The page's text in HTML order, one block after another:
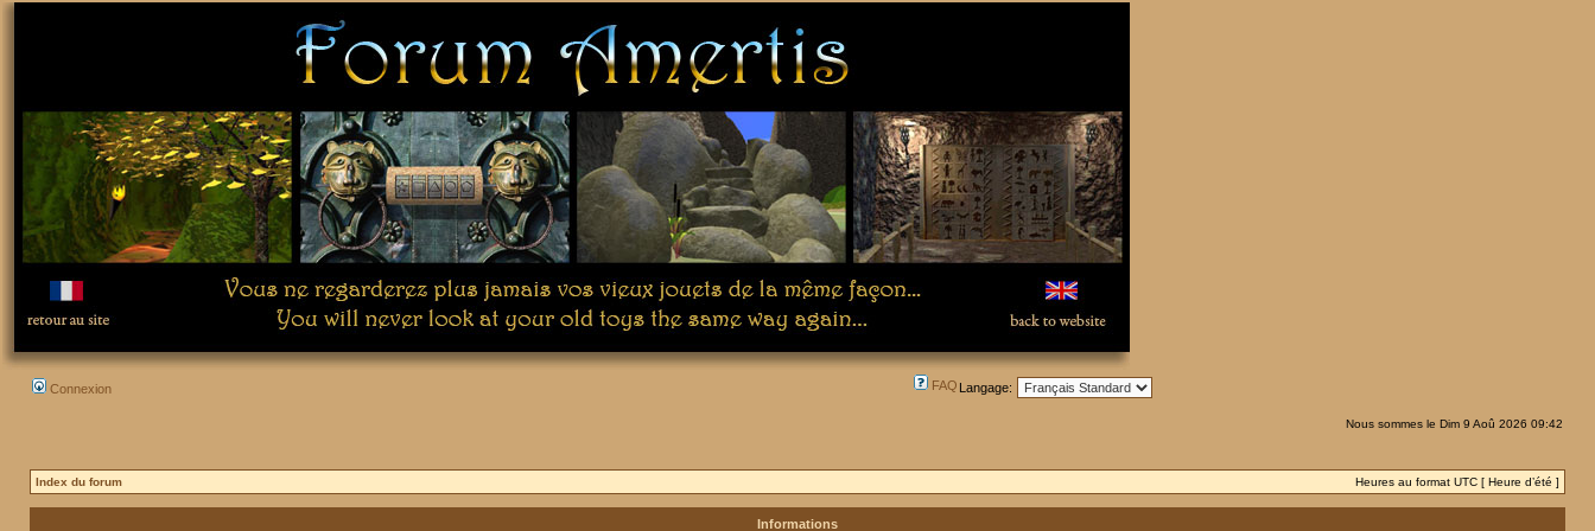
Connexion FAQ Langage:
Nous sommes le Dim 9 Aoû 2026 09:42
Index du forum Heures au format UTC [ Heure d’été ]
Informations